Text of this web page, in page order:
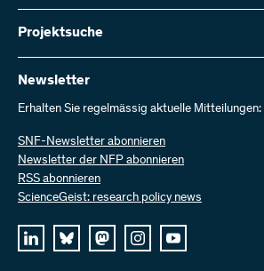
Kontakt aufnehmen
Rechnung senden
Bei uns arbeiten
Offene Stellen
Medienauskünfte
Jahresbericht
Projektsuche
Hier finden Sie umfangreiche Informationen zu
bewilligten Forschungsprojekten und
Projektsuche
Newsletter
Erhalten Sie regelmässig aktuelle Mitteilungen:
SNF-Newsletter abonnieren
Newsletter der NFP abonnieren
RSS abonnieren
ScienceGeist: research policy news